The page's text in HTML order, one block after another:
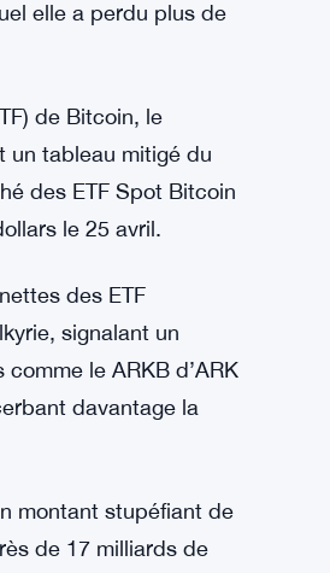
se diriger vers une
Rekt Capital
du marché.
$, marquant une
souligne les
de Bitcoin, le
tableau mitigé du
des ETF